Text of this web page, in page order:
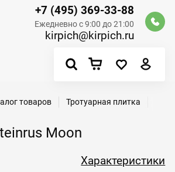
+7 (495) 369-33-88
Ежедневно с 9:00 до 21:00
kirpich@kirpich.ru
Moon
товаров Тротуарная плитка
Характеристики